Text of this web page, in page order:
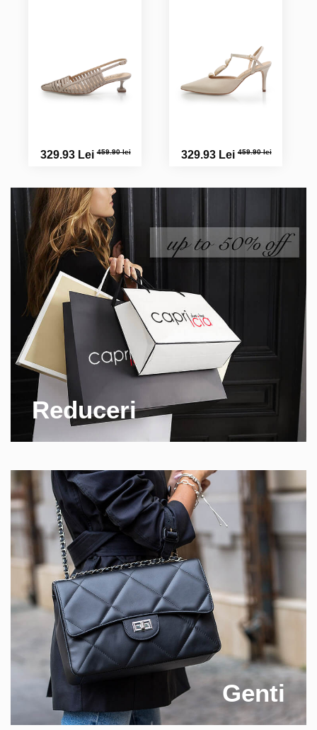
329.93 Lei459.90 lei 329.93 Lei459.90 lei
Reduceri
Genti